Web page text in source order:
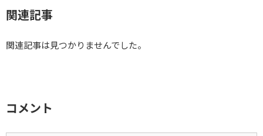
関連記事
関連記事は見つかりませんでした。
コメント